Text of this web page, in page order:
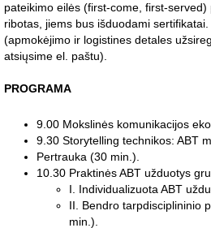
pateikimo eilės (first-come, first-
ribotas, jiems bus išduodami
(apmokėjimo ir logistines detales
atsiųsime el. paštu).
PROGRAMA
9.00 Mokslinės komunikacijos
9.30 Storytelling technikos: ABT
Pertrauka (30 min.).
10.30 Praktinės ABT užduotys
I. Individualizuota ABT
II. Bendro tarpdisciplininio
min.).